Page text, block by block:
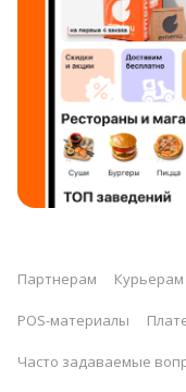
Партнерам Курьерам
POS-материалы
Часто задаваемые